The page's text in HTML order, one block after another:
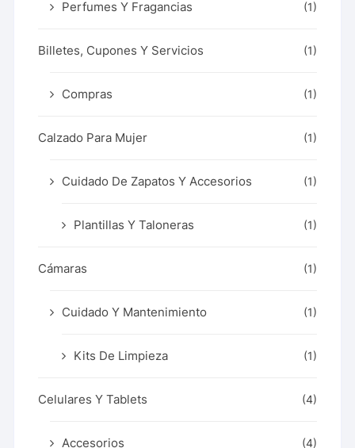
Perfumes Y Fragancias (1)
Billetes, Cupones Y Servicios (1)
Compras (1)
Calzado Para Mujer (1)
Cuidado De Zapatos Y Accesorios (1)
Plantillas Y Taloneras (1)
Cámaras (1)
Cuidado Y Mantenimiento (1)
Kits De Limpieza (1)
Celulares Y Tablets (4)
Accesorios (4)